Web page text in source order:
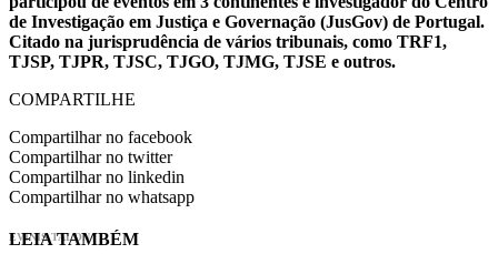
de Investigação em Justiça e Governação (JusGov) de Portugal.
Citado na jurisprudência de vários tribunais, como TRF1,
TJSP, TJPR, TJSC, TJGO, TJMG, TJSE e outros.
COMPARTILHE
Compartilhar no facebook
Compartilhar no twitter
Compartilhar no linkedin
Compartilhar no whatsapp
EVINIS TALON
LEIA TAMBÉM